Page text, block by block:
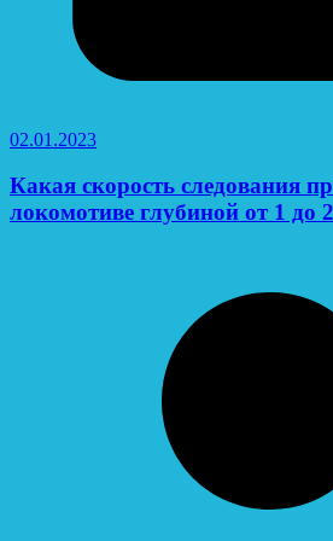
02.01.2023
Какая скорость следования
локомотиве глубиной от 1 до